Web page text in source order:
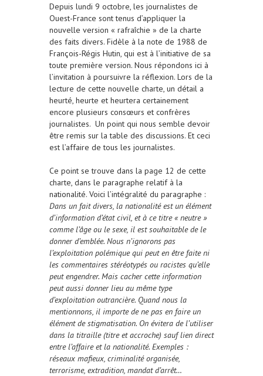
Depuis lundi 9 octobre, les journalistes de
Ouest-France sont tenus d’appliquer la
nouvelle version « rafraîchie » de la charte
des faits divers. Fidèle à la note de 1988 de
François-Régis Hutin, qui est à l’initiative de sa
toute première version. Nous répondons ici à
l’invitation à poursuivre la réflexion. Lors de la
lecture de cette nouvelle charte, un détail a
heurté, heurte et heurtera certainement
encore plusieurs consœurs et confrères
journalistes. Un point qui nous semble devoir
être remis sur la table des discussions. Et ceci
est l’affaire de tous les journalistes.
Ce point se trouve dans la page 12 de cette
charte, dans le paragraphe relatif à la
nationalité. Voici l’intégralité du paragraphe :
Dans un fait divers, la nationalité est un élément
d’information d’état civil, et à ce titre « neutre »
comme l’âge ou le sexe, il est souhaitable de le
donner d’emblée. Nous n’ignorons pas
l’exploitation polémique qui peut en être faite ni
les commentaires stéréotypés ou racistes qu’elle
peut engendrer. Mais cacher cette information
peut aussi donner lieu au même type
d’exploitation outrancière. Quand nous la
mentionnons, il importe de ne pas en faire un
élément de stigmatisation. On évitera de l’utiliser
dans la titraille (titre et accroche) sauf lien direct
entre l’affaire et la nationalité. Exemples :
réseaux mafieux, criminalité organisée,
terrorisme, extradition, mandat d’arrêt…